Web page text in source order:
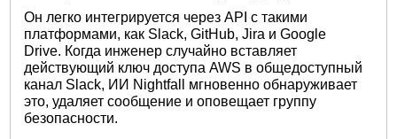
Он легко интегрируется через API с такими
платформами, как Slack, GitHub, Jira и Google
Drive. Когда инженер случайно вставляет
действующий ключ доступа AWS в общедоступный
канал Slack, ИИ Nightfall мгновенно обнаруживает
это, удаляет сообщение и оповещает группу
безопасности.